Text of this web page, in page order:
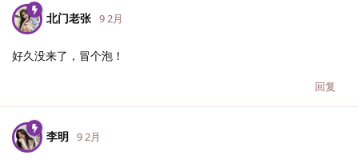
北门老张 9 2月
好久没来了，冒个泡！
回复
李明 9 2月